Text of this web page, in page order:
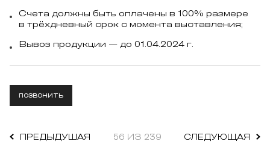
Счета должны быть оплачены в 100% размере
в трёхдневный срок с момента выставления;
Вывоз продукции — до 01.04.2024 г.
ПОЗВОНИТЬ
ПРЕДЫДУШАЯ 56 ИЗ 239 СЛЕДУЮЩАЯ